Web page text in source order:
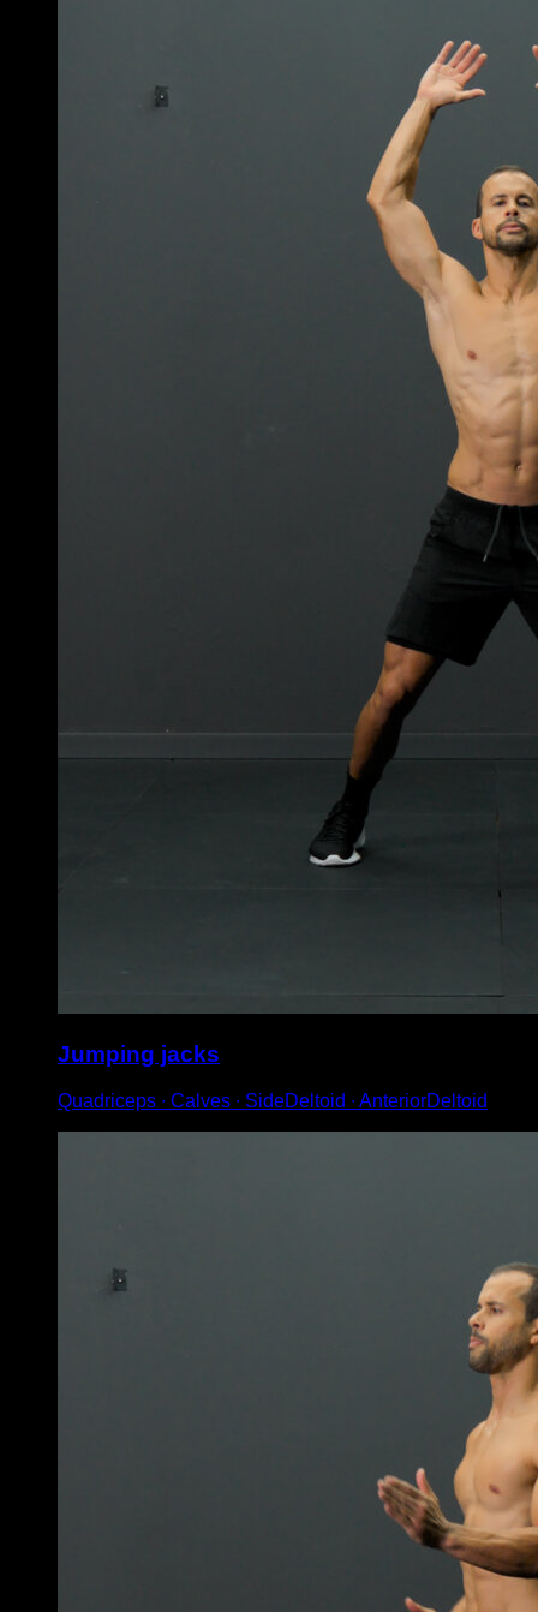
Jumping jacks
Quadriceps ∙ Calves ∙ SideDeltoid ∙ AnteriorDeltoid